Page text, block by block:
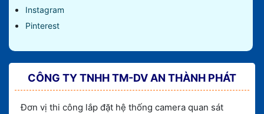
Instagram
Pinterest
CÔNG TY TNHH TM-DV AN THÀNH PHÁT
Đơn vị thi công lắp đặt hệ thống camera quan sát